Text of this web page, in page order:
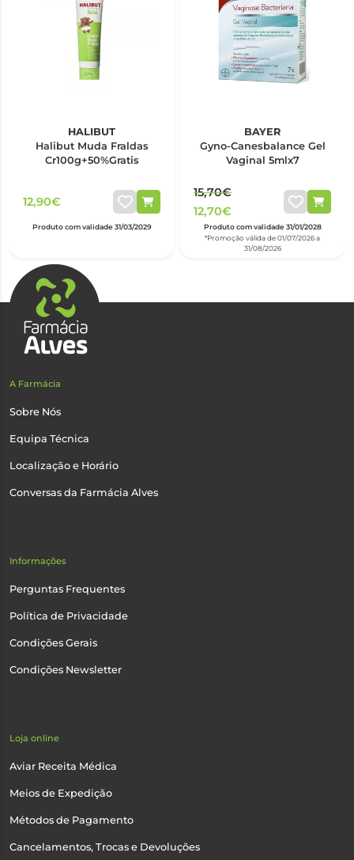
HALIBUT
Halibut Muda Fraldas
Cr100g+50%Gratis
12,90€
Produto com validade 31/03/2029
*Promoção válida de 01/07/2026 a
31/08/2026
BAYER
Gyno-Canesbalance Gel
Vaginal 5mlx7
15,70€
12,70€
Produto com validade 31/01/2028
A Farmácia
Sobre Nós
Equipa Técnica
Localização e Horário
Conversas da Farmácia Alves
Informações
Perguntas Frequentes
Política de Privacidade
Condições Gerais
Condições Newsletter
Loja online
Aviar Receita Médica
Meios de Expedição
Métodos de Pagamento
Cancelamentos, Trocas e Devoluções